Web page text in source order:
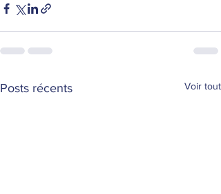
Posts récents Voir tout